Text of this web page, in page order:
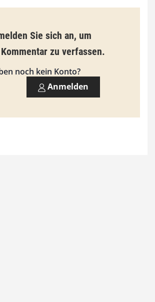
€
i
s
9
0
Sie sich an, um
zu verfassen.
noch kein Konto?
Anmelden